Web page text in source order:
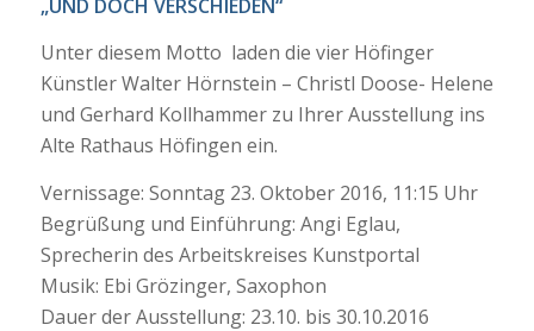
„UND DOCH VERSCHIEDEN“
Unter diesem Motto laden die vier Höfinger
Künstler Walter Hörnstein – Christl Doose- Helene
und Gerhard Kollhammer zu Ihrer Ausstellung ins
Alte Rathaus Höfingen ein.
Vernissage: Sonntag 23. Oktober 2016, 11:15 Uhr
Begrüßung und Einführung: Angi Eglau,
Sprecherin des Arbeitskreises Kunstportal
Musik: Ebi Grözinger, Saxophon
Dauer der Ausstellung: 23.10. bis 30.10.2016